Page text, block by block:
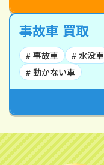
事故車 買取
# 事故車
# 水没車
# 動かない車